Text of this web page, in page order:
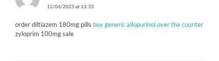
12/06/2023 at 13:33
order diltiazem 180mg pills buy generic allopurinol over the counter
zyloprim 100mg sale